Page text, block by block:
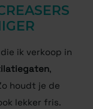
die ik verkoop in
,
houdt je de
lekker fris.